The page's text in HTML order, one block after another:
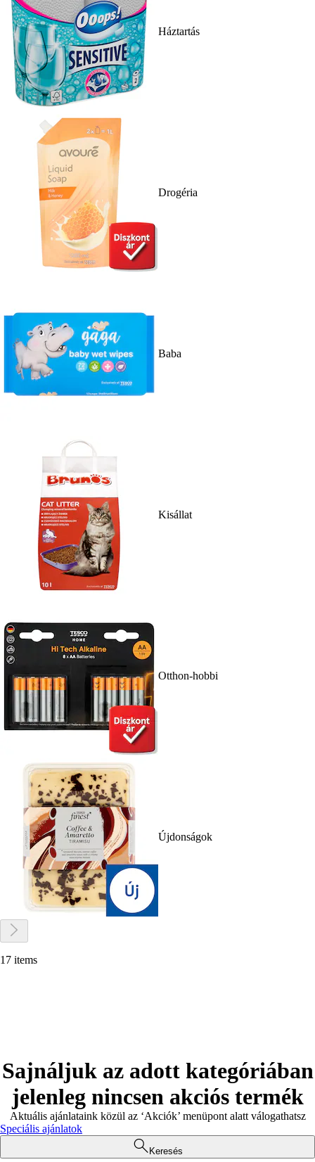
Háztartás
Drogéria
Baba
Kisállat
Otthon-hobbi
Újdonságok
17 items
Sajnáljuk az adott kategóriában
jelenleg nincsen akciós termék
Aktuális ajánlataink közül az ‘Akciók’ menüpont alatt válogathatsz
Speciális ajánlatok
Keresés